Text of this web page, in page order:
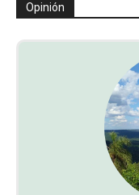
Opinión